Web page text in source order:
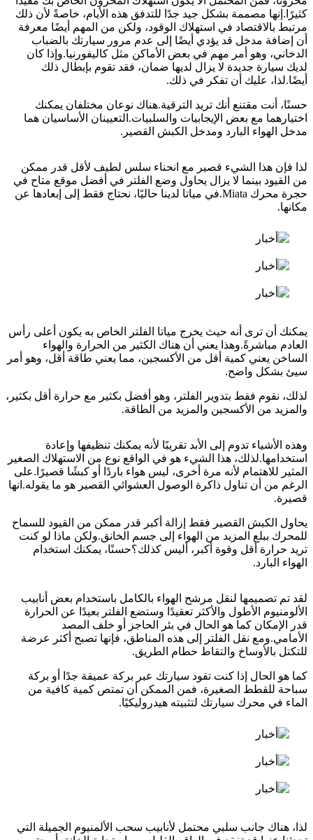
كثيرًا.إنها مصممة بشكل جيد جدًا للتدفق هذه الأيام، خاصةً لأن ذلك
مرتبط بالاقتصاد في استهلاك الوقود، ولكن من المهم أيضًا معرفة
أن إضافة مدخل قد يؤدي أيضًا إلى عدم مرور سيارتك بالضباب
الدخاني، وهو أمر مهم في بعض الأماكن مثل كاليفورنيا.وإذا كان
لديك سيارة جديدة لا يزال لديها ضمان، فقد تقوم بإبطال ذلك
أيضًا.لذا، عليك أن تفكر في ذلك.
حسنًا، أنت مقتنع أنك تريد الترقية.هناك نوعان مختلفان يمكنك
اختيارهما مع بعض الإيجابيات والسلبيات.التعيينان الأساسيان هما
مدخل الهواء البارد ومدخل الكبش القصير.
لذا فإن هذا الشيء قصير مع انحناء سلس لطيف لأقل قدر ممكن
من القيود بينما لا يزال يحاول وضع الفلتر في أفضل موقع متاح في
حجرة محرك Miata.في مياتا لدينا حاليًا، نحتاج فقط إلى إبعادها عن
مكانها.
يمكنك أن ترى أنه حيث يخرج مياتا الفلتر الخاص به يكون أعلى رأس
العادم مباشرةً.وهذا يعني أن هناك الكثير من الحرارة والهواء
الساخن يعني كمية أقل من الأكسجين، مما يعني طاقة أقل، وهو أمر
سيئ بشكل واضح.
لذلك، نقوم فقط بتدوير الفلتر، وهو أفضل بكثير مع حرارة أقل بكثير،
والمزيد من الأكسجين والمزيد من الطاقة.
وهذه الأشياء تدوم إلى الأبد تقريبًا لأنه يمكنك تنظيفها وإعادة
استخدامها.لذلك، هذا الشيء هو في الواقع نوع من الاستهلاك الصغير
المثير للاهتمام لأنه مرة أخرى، ليس هواء باردًا أو كبشًا قصيرًا.على
الرغم من أن تناول ذاكرة الوصول العشوائي القصير هو ما يقوله.انها
قصيرة.
يحاول الكبش القصير فقط إزالة أكبر قدر ممكن من القيود للسماح
للمحرك ببلع المزيد من الهواء إلى جسم الخانق.ولكن ماذا لو كنت
تريد حرارة أقل وقوة أكبر، أليس كذلك؟حسنًا، يمكنك استخدام
الهواء البارد.
لقد تم تصميمها لنقل مرشح الهواء بالكامل باستخدام بعض أنابيب
الألومنيوم الأطول والأكثر تعقيدًا وستضع الفلتر بعيدًا عن الحرارة
قدر الإمكان كما هو الحال في بئر الحاجز أو خلف المصد
الأمامي.ومع نقل الفلتر إلى هذه المناطق، فإنها تصبح أكثر عرضة
للتكتل بالأوساخ والتقاط حطام الطريق.
كما هو الحال إذا كنت تقود سيارتك عبر بركة عميقة جدًا أو بركة
سباحة للقطط الصغيرة، فمن الممكن أن تمتص كمية كافية من
الماء في محرك سيارتك لتثبيته هيدروليكيًا.
لذا، هناك جانب سلبي محتمل لأنابيب سحب الألمنيوم الجميلة التي